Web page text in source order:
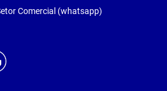
Comercial (whatsapp)